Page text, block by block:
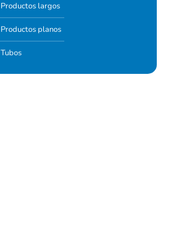
Productos largos
Productos planos
Tubos